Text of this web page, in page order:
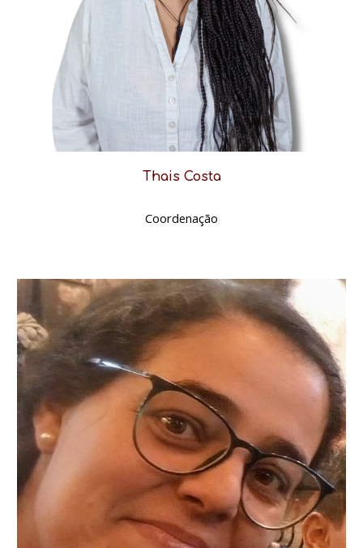
Thais Costa
Coordenação